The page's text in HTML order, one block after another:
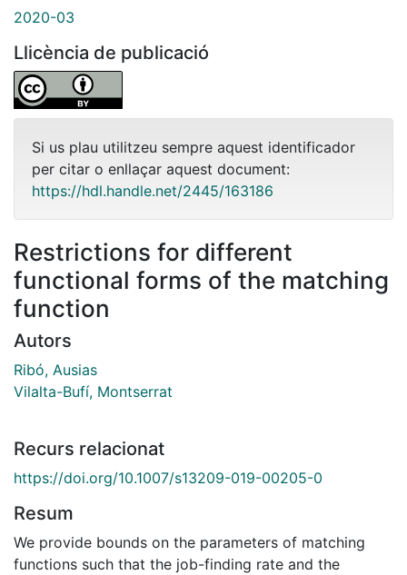
2020-03
Llicència de publicació
Si us plau utilitzeu sempre aquest identificador
per citar o enllaçar aquest document:
https://hdl.handle.net/2445/163186
Restrictions for different
functional forms of the matching
function
Autors
Ribó, Ausias
Vilalta-Bufí, Montserrat
Recurs relacionat
https://doi.org/10.1007/s13209-019-00205-0
Resum
We provide bounds on the parameters of matching
functions such that the job-finding rate and the